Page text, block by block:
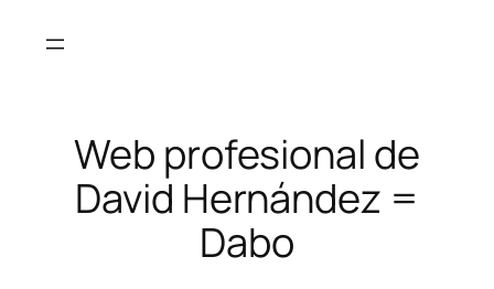
Web profesional de
David Hernández =
Dabo